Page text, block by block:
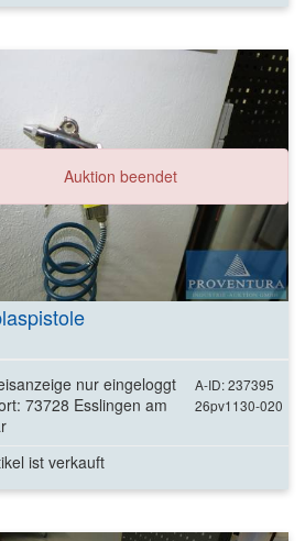
Auktion beendet
A-ID: 237395
26pv1130-020
nur eingeloggt
73728 Esslingen am
ist verkauft